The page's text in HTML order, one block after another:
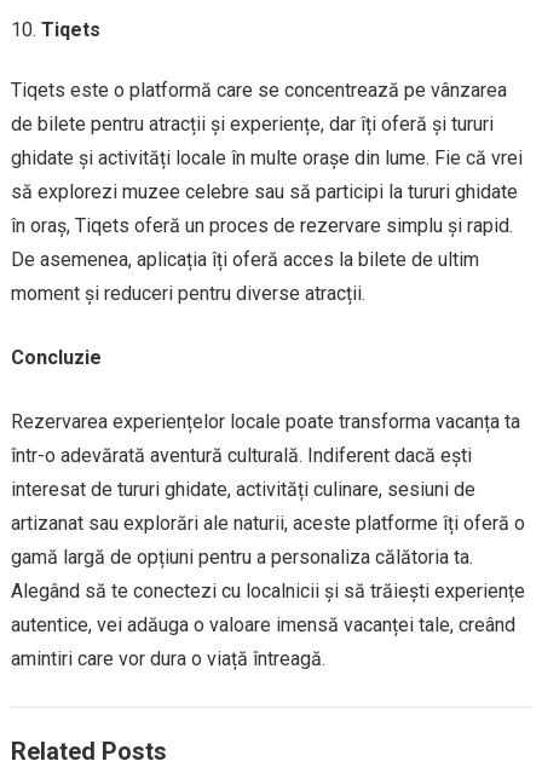
Tiqets
Tiqets este o platformă care se concentrează pe vânzarea
de bilete pentru atracții și experiențe, dar îți oferă și tururi
ghidate și activități locale în multe orașe din lume. Fie că vrei
să explorezi muzee celebre sau să participi la tururi ghidate
în oraș, Tiqets oferă un proces de rezervare simplu și rapid.
De asemenea, aplicația îți oferă acces la bilete de ultim
moment și reduceri pentru diverse atracții.
Concluzie
Rezervarea experiențelor locale poate transforma vacanța ta
într-o adevărată aventură culturală. Indiferent dacă ești
interesat de tururi ghidate, activități culinare, sesiuni de
artizanat sau explorări ale naturii, aceste platforme îți oferă o
gamă largă de opțiuni pentru a personaliza călătoria ta.
Alegând să te conectezi cu localnicii și să trăiești experiențe
autentice, vei adăuga o valoare imensă vacanței tale, creând
amintiri care vor dura o viață întreagă.
Related Posts